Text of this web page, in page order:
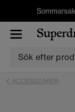
ACCESSOARER